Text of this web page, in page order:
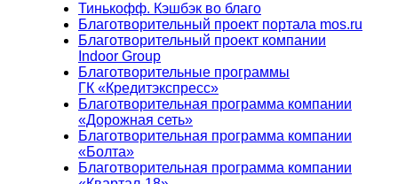
Тинькофф. Кэшбэк во благо
Благотворительный проект портала mos.ru
Благотворительный проект компании
Indoor Group
Благотворительные программы
ГК «Кредитэкспресс»
Благотворительная программа компании
«Дорожная сеть»
Благотворительная программа компании
«Болта»
Благотворительная программа компании